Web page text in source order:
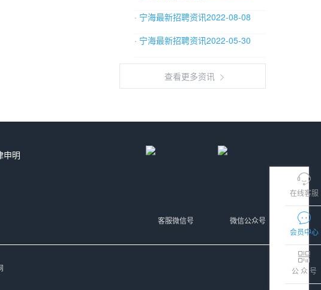
在线客服
会员中心
公 众 号
· 宁海最新招聘资讯2022-08-08
· 宁海最新招聘资讯2022-05-30
查看更多资讯
申明
微信公众号
客服微信号